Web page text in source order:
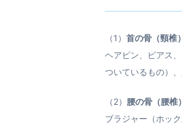
（1） 首の骨（頸椎）
ヘアピン、ピアス
ついているもの）
（2） 腰の骨（腰椎）
ブラジャー（ホッ